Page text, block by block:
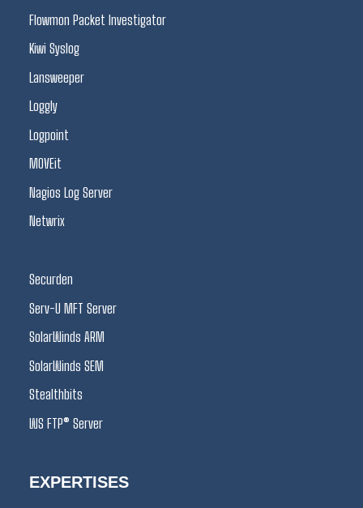
Flowmon Packet Investigator
Kiwi Syslog
Lansweeper
Loggly
Logpoint
MOVEit
Nagios Log Server
Netwrix
Securden
Serv-U MFT Server
SolarWinds ARM
SolarWinds SEM
Stealthbits
WS FTP® Server
EXPERTISES